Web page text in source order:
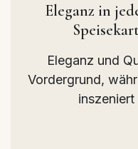
Eleganz in
Eleganz und
Vordergrund,
inszeniert